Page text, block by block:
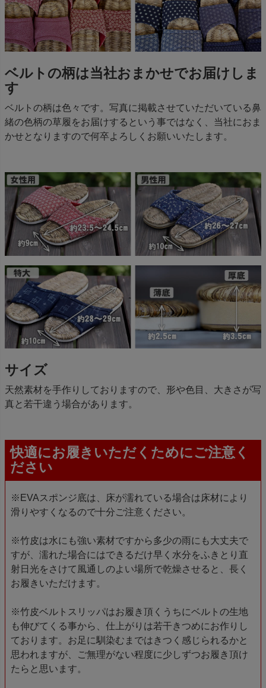
ベルトの柄は当社おまかせでお届けしま
す
ベルトの柄は色々です。写真に掲載させていただいている鼻
緒の色柄の草履をお届けするという事ではなく、当社におま
かせとなりますので何卒よろしくお願いいたします。
サイズ
天然素材を手作りしておりますので、形や色目、大きさが写
真と若干違う場合があります。
快適にお履きいただくためにご注意く
ださい
※EVAスポンジ底は、床が濡れている場合は床材により
滑りやすくなるので十分ご注意ください。
※竹皮は水にも強い素材ですから多少の雨にも大丈夫で
すが、濡れた場合にはできるだけ早く水分をふきとり直
射日光をさけて風通しのよい場所で乾燥させると、長く
お履きいただけます。
※竹皮ベルトスリッパはお履き頂くうちにベルトの生地
も伸びてくる事から、仕上がりは若干きつめにお作りし
ております。お足に馴染むまではきつく感じられるかと
思われますが、ご無理がない程度に少しずつお履き頂け
たらと思います。